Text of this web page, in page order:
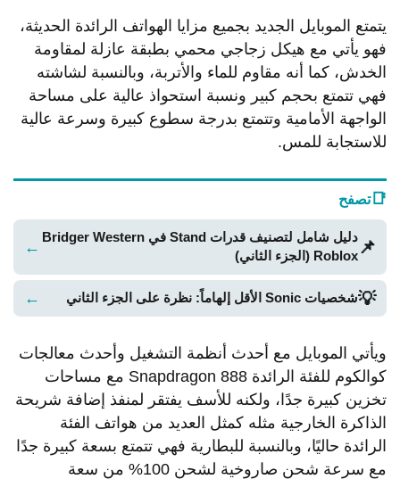
يتمتع الموبايل الجديد بجميع مزايا الهواتف الرائدة الحديثة،
فهو يأتي مع هيكل زجاجي محمي بطبقة عازلة لمقاومة
الخدش، كما أنه مقاوم للماء والأتربة، وبالنسبة لشاشته
فهي تتمتع بحجم كبير ونسبة استحواذ عالية على مساحة
الواجهة الأمامية وتتمتع بدرجة سطوع كبيرة وسرعة عالية
للاستجابة للمس.
📑تصفح
📌
دليل شامل لتصنيف قدرات Stand في Bridger Western
Roblox (الجزء الثاني)
←
💡شخصيات Sonic الأقل إلهاماً: نظرة على الجزء الثاني ←
ويأتي الموبايل مع أحدث أنظمة التشغيل وأحدث معالجات
كوالكوم للفئة الرائدة Snapdragon 888 مع مساحات
تخزين كبيرة جدًا، ولكنه للأسف يفتقر لمنفذ إضافة شريحة
الذاكرة الخارجية مثله كمثل العديد من هواتف الفئة
الرائدة حاليًا، وبالنسبة للبطارية فهي تتمتع بسعة كبيرة جدًا
مع سرعة شحن صاروخية لشحن 100% من سعة